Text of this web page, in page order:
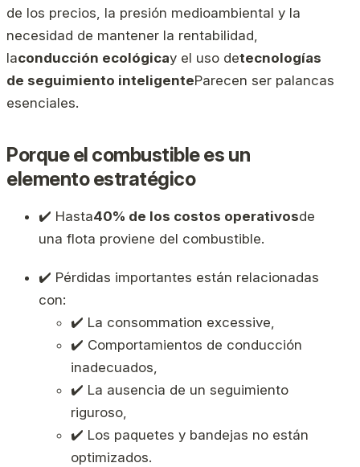
de los precios, la presión medioambiental y la
necesidad de mantener la rentabilidad,
laconducción ecológicay el uso detecnologías
de seguimiento inteligenteParecen ser palancas
esenciales.
Porque el combustible es un
elemento estratégico
✔️ Hasta40% de los costos operativosde
una flota proviene del combustible.
✔️ Pérdidas importantes están relacionadas
con:
✔️ La consommation excessive,
✔️ Comportamientos de conducción
inadecuados,
✔️ La ausencia de un seguimiento
riguroso,
✔️ Los paquetes y bandejas no están
optimizados.